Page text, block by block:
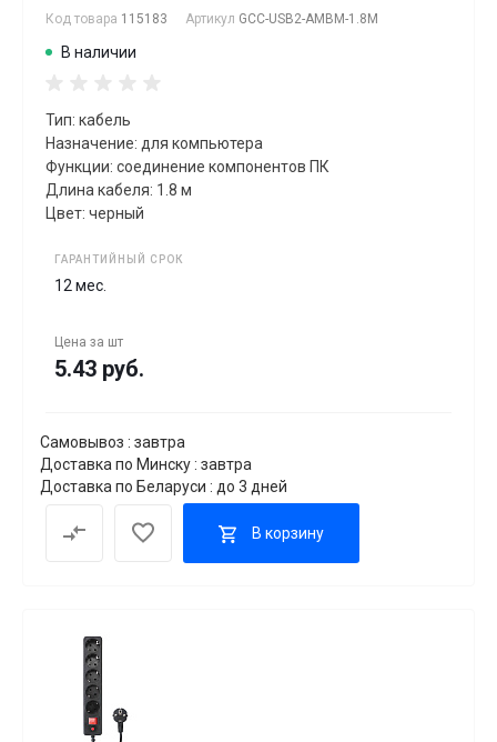
Код товара 115183 Артикул GCC-USB2-AMBM-1.8M
В наличии
Тип: кабель
Назначение: для компьютера
Функции: соединение компонентов ПК
Длина кабеля: 1.8 м
Цвет: черный
ГАРАНТИЙНЫЙ СРОК
12 мес.
Цена за шт
5.43 руб.
Самовывоз : завтра
Доставка по Минску : завтра
Доставка по Беларуси : до 3 дней
В корзину